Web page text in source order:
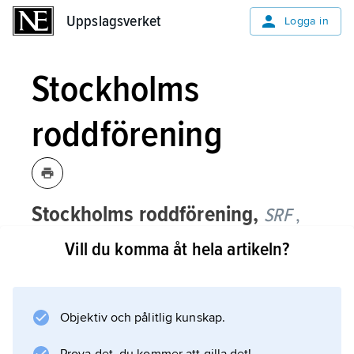
Uppslagsverket Logga in
Stockholms
roddförening
Stockholms roddförening, SRF ,
stiftad 1880, en av landets
pionjärföreningar för rodd och
SRF utgick från Stockholms
Vill du komma åt hela artikeln?
Objektiv och pålitlig kunskap.